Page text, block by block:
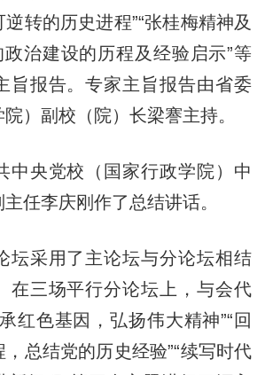
转的历史进程”“张桂梅精神及
政治建设的历程及经验启示”等
旨报告。专家主旨报告由省委
）副校（院）长梁謇主持。
央党校（国家行政学院）中
任李庆刚作了总结讲话。
采用了主论坛与分论坛相结
在三场平行分论坛上，与会代
红色基因，弘扬伟大精神”“回
总结党的历史经验”“续写时代